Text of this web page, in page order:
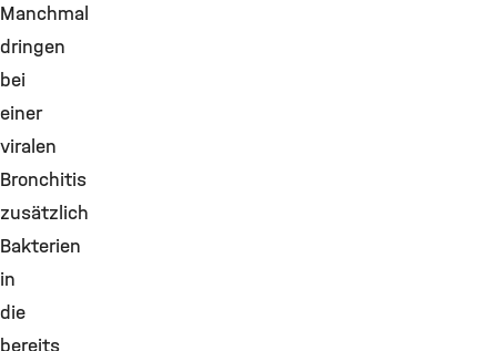
Manchmal
dringen
bei
einer
viralen
Bronchitis
zusätzlich
Bakterien
in
die
bereits